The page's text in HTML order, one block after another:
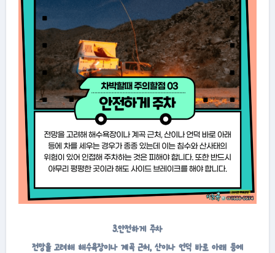
3.안전하게 주차
전망을 고려해 해수욕장이나 계곡 근처, 산이나 언덕 바로 아래 등에